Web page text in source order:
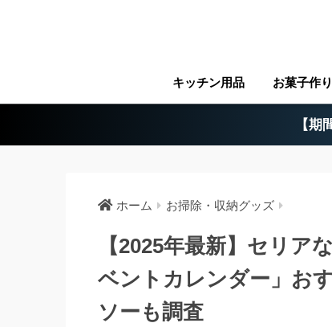
キッチン用品 お菓子作
【
ホーム お掃除・収納グッズ
【2025年最新】セリア
ベントカレンダー」お
ソーも調査